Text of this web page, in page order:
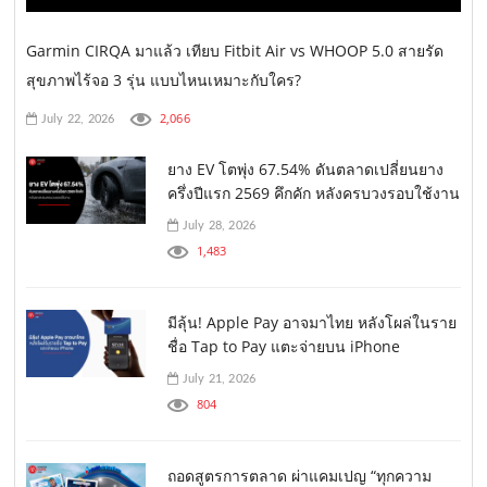
Garmin CIRQA มาแล้ว เทียบ Fitbit Air vs WHOOP 5.0 สายรัด
สุขภาพไร้จอ 3 รุ่น แบบไหนเหมาะกับใคร?
July 22, 2026 2,066
ยาง EV โตพุ่ง 67.54% ดันตลาดเปลี่ยนยาง
ครึ่งปีแรก 2569 คึกคัก หลังครบวงรอบใช้งาน
July 28, 2026
1,483
มีลุ้น! Apple Pay อาจมาไทย หลังโผล่ในราย
ชื่อ Tap to Pay แตะจ่ายบน iPhone
July 21, 2026
804
ถอดสูตรการตลาด ผ่าแคมเปญ “ทุกความ